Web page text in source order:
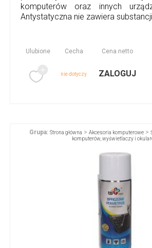
komputerów oraz innych
Antystatyczna nie zawiera
Ulubione Cecha Cena netto
nie dotyczy ZALOGUJ
Grupa: Strona główna > Akcesoria komputerowe >
komputerów, wyświetlaczy i